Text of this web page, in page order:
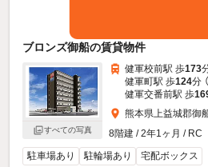
ブロンズ御船の賃貸物件
すべての写真
健軍校前駅 歩173
健軍町駅 歩124分
健軍交番前駅 歩
熊本県上益城郡御
8階建 / 2年1ヶ月 / RC
駐車場あり
駐輪場あり 宅配ボックス